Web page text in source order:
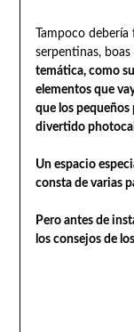
Tampoco
serpentinas,
temática, como
elementos que
que los
divertido
Un espacio
consta de varias
Pero antes de
los consejos de